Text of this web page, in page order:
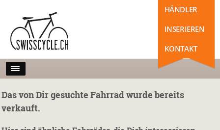
HÄNDLER
INSERIEREN
KONTAKT
Das von Dir gesuchte Fahrrad wurde bereits
verkauft.